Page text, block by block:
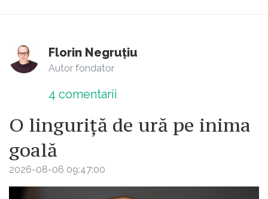
Florin Negruțiu
Autor fondator
4 comentarii
O linguriță de ură pe inima
goală
2026-08-06 09:47:00